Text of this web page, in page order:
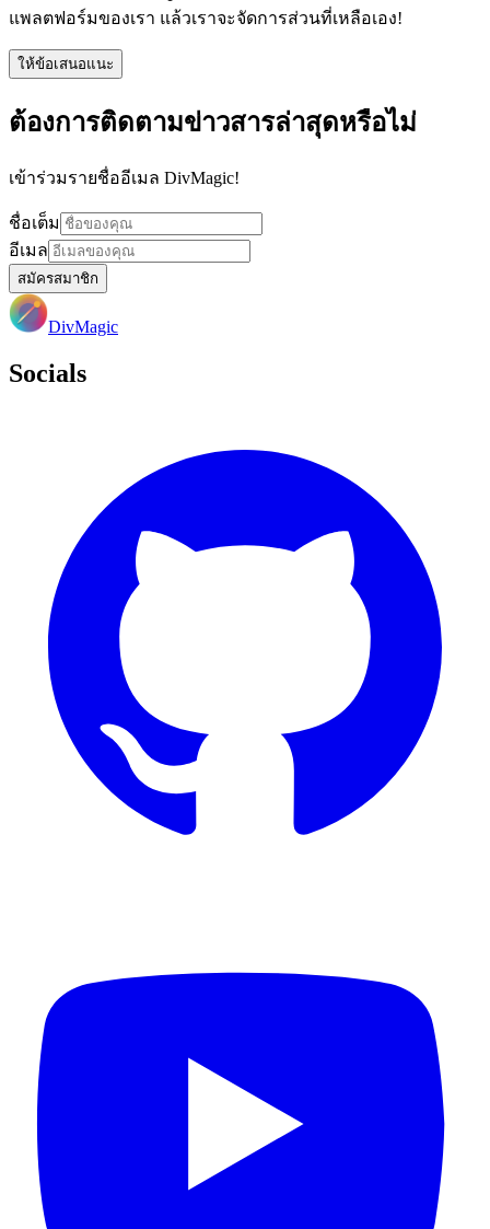
แพลตฟอร์มของเรา แล้วเราจะจัดการส่วนที่เหลือเอง!
ให้ข้อเสนอแนะ
ต้องการติดตามข่าวสารล่าสุดหรือไม่
เข้าร่วมรายชื่ออีเมล DivMagic!
ชื่อเต็ม
อีเมล
สมัครสมาชิก
DivMagic
Socials